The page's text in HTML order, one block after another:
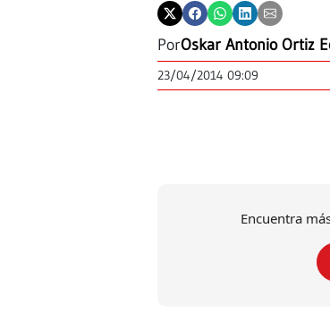
PorOskar Antonio Ortiz
23/04/2014 09:09
Encuentra